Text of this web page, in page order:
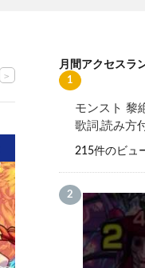
>
月間アクセスラ
モンスト 黎
歌詞,読み方
215件のビュ